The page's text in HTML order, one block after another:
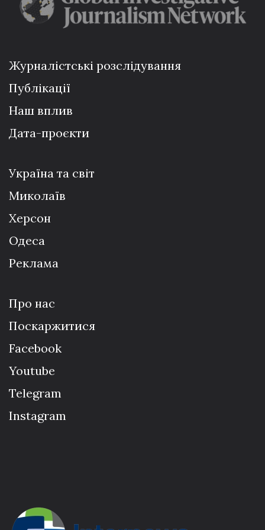
Журналістські розслідування
Публікації
Наш вплив
Дата-проєкти
Україна та світ
Миколаїв
Херсон
Одеса
Реклама
Про нас
Поскаржитися
Facebook
Youtube
Telegram
Instagram